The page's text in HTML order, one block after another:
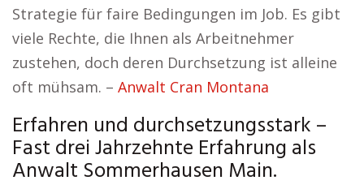
Strategie für faire Bedingungen im Job. Es gibt
viele Rechte, die Ihnen als Arbeitnehmer
zustehen, doch deren Durchsetzung ist alleine
oft mühsam. – Anwalt Cran Montana
Erfahren und durchsetzungsstark –
Fast drei Jahrzehnte Erfahrung als
Anwalt Sommerhausen Main.